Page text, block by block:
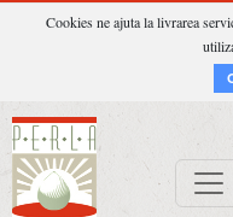
Cookies ne ajuta la livrarea